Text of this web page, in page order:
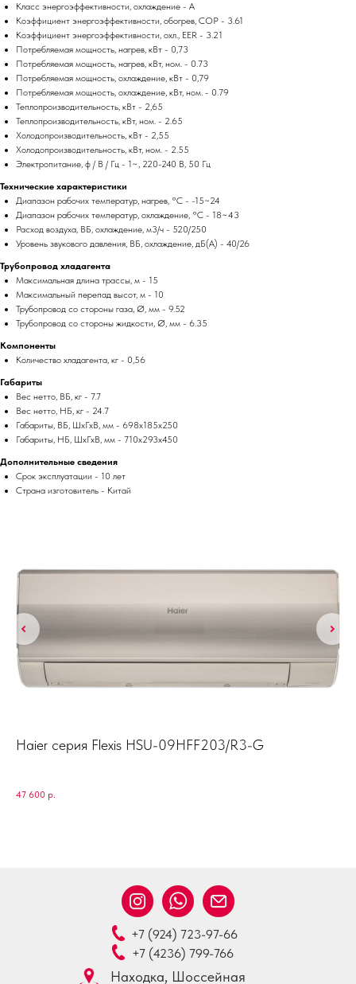
Класс энергоэффективности, охлаждение - A
Коэффициент энергоэффективности, обогрев, COP - 3.61
Коэффициент энергоэффективности, охл., EER - 3.21
Потребляемая мощность, нагрев, кВт - 0,73
Потребляемая мощность, нагрев, кВт, ном. - 0.73
Потребляемая мощность, охлаждение, кВт - 0,79
Потребляемая мощность, охлаждение, кВт, ном. - 0.79
Теплопроизводительность, кВт - 2,65
Теплопроизводительность, кВт, ном. - 2.65
Холодопроизводительность, кВт - 2,55
Холодопроизводительность, кВт, ном. - 2.55
Электропитание, ф / В / Гц - 1~, 220-240 В, 50 Гц
Технические характеристики
Диапазон рабочих температур, нагрев, °C - -15~24
Диапазон рабочих температур, охлаждение, °C - 18~43
Расход воздуха, ВБ, охлаждение, м3/ч - 520/250
Уровень звукового давления, ВБ, охлаждение, дБ(А) - 40/26
Трубопровод хладагента
Максимальная длина трассы, м - 15
Максимальный перепад высот, м - 10
Трубопровод со стороны газа, Ø, мм - 9.52
Трубопровод со стороны жидкости, Ø, мм - 6.35
Компоненты
Количество хладагента, кг - 0,56
Габариты
Вес нетто, ВБ, кг - 7.7
Вес нетто, НБ, кг - 24.7
Габариты, ВБ, ШхГхВ, мм - 698x185x250
Габариты, НБ, ШхГхВ, мм - 710x293x450
Дополнительные сведения
Срок эксплуатации - 10 лет
Страна изготовитель - Китай
Haier серия Flexis HSU-09HFF203/R3-G
47 600 р.
+7 (4236) 799-766
+7 (924) 723-97-66
Находка, Шоссейная